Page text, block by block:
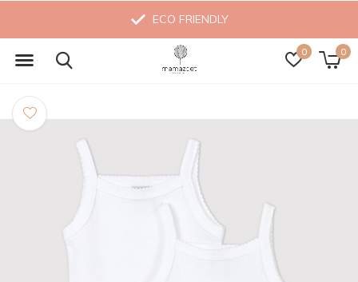
0 0
ECO FRIENDLY